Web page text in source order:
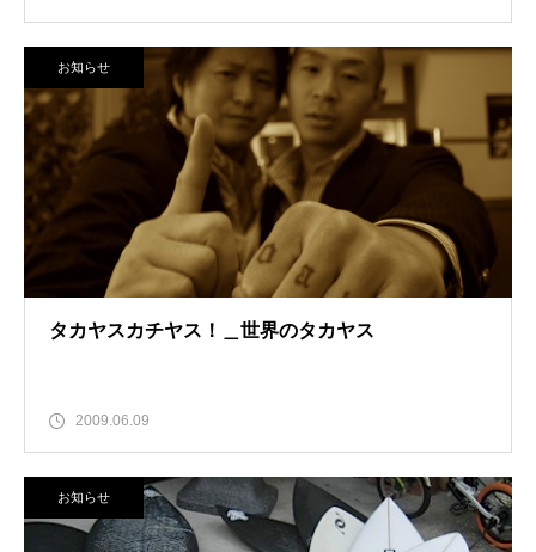
お知らせ
タカヤスカチヤス！＿世界のタカヤス
2009.06.09
お知らせ